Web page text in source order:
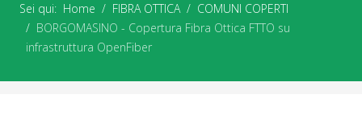
Sei qui: Home FIBRA OTTICA
COMUNI COPERTI
BORGOMASINO - Copertura Fibra Ottica FTTO su
infrastruttura OpenFiber